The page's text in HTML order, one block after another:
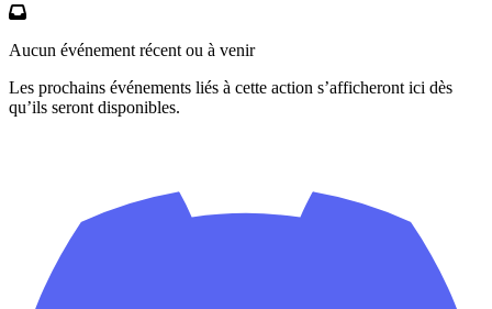
Aucun événement récent ou à venir
Les prochains événements liés à cette action s’afficheront ici dès
qu’ils seront disponibles.